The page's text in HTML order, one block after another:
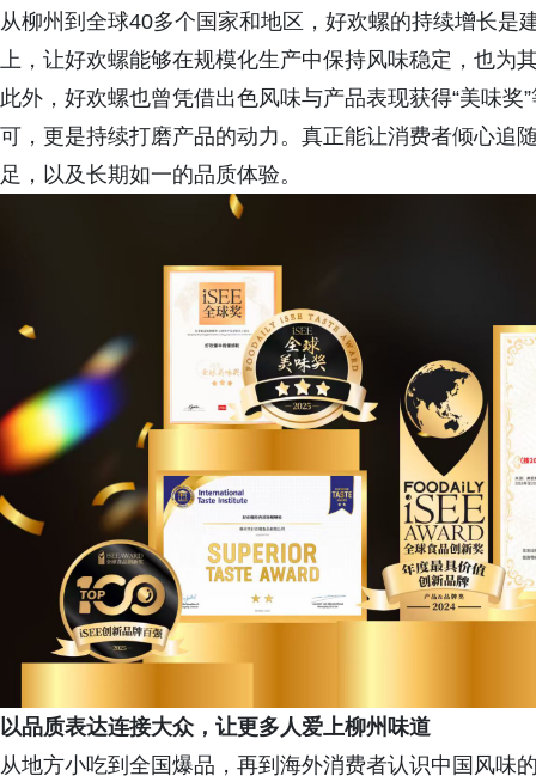
从柳州到全球40多个国家和地区，好欢螺的持续增长是
上，让好欢螺能够在规模化生产中保持风味稳定，也为
此外，好欢螺也曾凭借出色风味与产品表现获得“美味
可，更是持续打磨产品的动力。真正能让消费者倾心追
足，以及长期如一的品质体验。
以品质表达连接大众，让更多人爱上柳州味道
从地方小吃到全国爆品，再到海外消费者认识中国风味